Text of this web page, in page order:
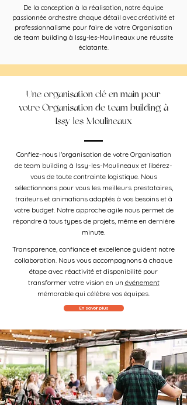
De la conception à la réalisation, notre équipe
passionnée orchestre chaque détail avec créativité et
professionnalisme pour faire de votre Organisation
de team building à Issy-les-Moulineaux une réussite
éclatante.
Une organisation clé en main pour
votre Organisation de team building à
Issy-les-Moulineaux
Confiez-nous l'organisation de votre Organisation
de team building à Issy-les-Moulineaux et libérez-
vous de toute contrainte logistique. Nous
sélectionnons pour vous les meilleurs prestataires,
traiteurs et animations adaptés à vos besoins et à
votre budget. Notre approche agile nous permet de
répondre à tous types de projets, même en dernière
minute.
Transparence, confiance et excellence guident notre
collaboration. Nous vous accompagnons à chaque
étape avec réactivité et disponibilité pour
transformer votre vision en un événement
mémorable qui célèbre vos équipes.
En savoir plus